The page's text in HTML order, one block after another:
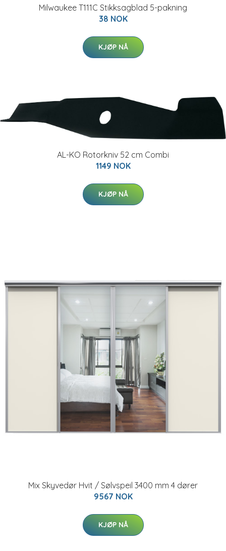
Milwaukee T111C Stikksagblad 5-pakning
38 NOK
KJØP NÅ
AL-KO Rotorkniv 52 cm Combi
1149 NOK
KJØP NÅ
Mix Skyvedør Hvit / Sølvspeil 3400 mm 4 dører
9567 NOK
KJØP NÅ